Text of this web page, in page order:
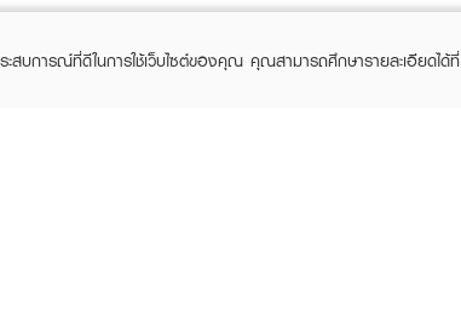
สบการณ์ที่ดีในการใช้เว็บไซต์ของคุณ คุณสามารถศึกษารายละเอียดได้ที่